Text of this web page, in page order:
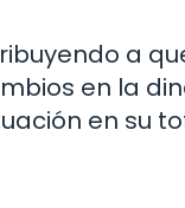
a
en la
en su